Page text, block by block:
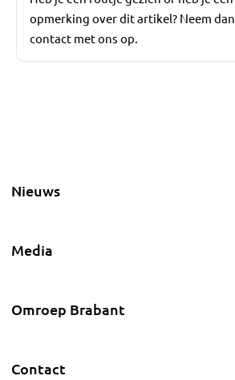
opmerking over dit artikel? Neem dan
contact met ons op.
Nieuws
Media
Omroep Brabant
Contact